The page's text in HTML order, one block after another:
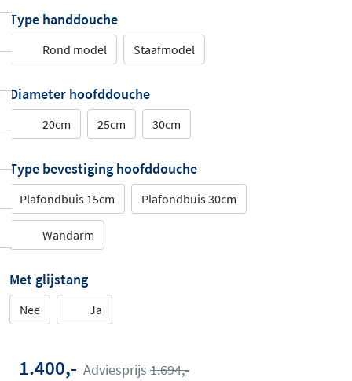
Type handdouche
Rond model Staafmodel
Diameter hoofddouche
20cm 25cm 30cm
Type bevestiging hoofddouche
Plafondbuis 15cm Plafondbuis 30cm
Wandarm
Met glijstang
Nee Ja
1.400,- Adviesprijs 1.694,-